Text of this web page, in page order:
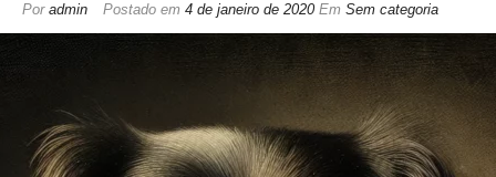
Por admin Postado em 4 de janeiro de 2020 Em Sem categoria